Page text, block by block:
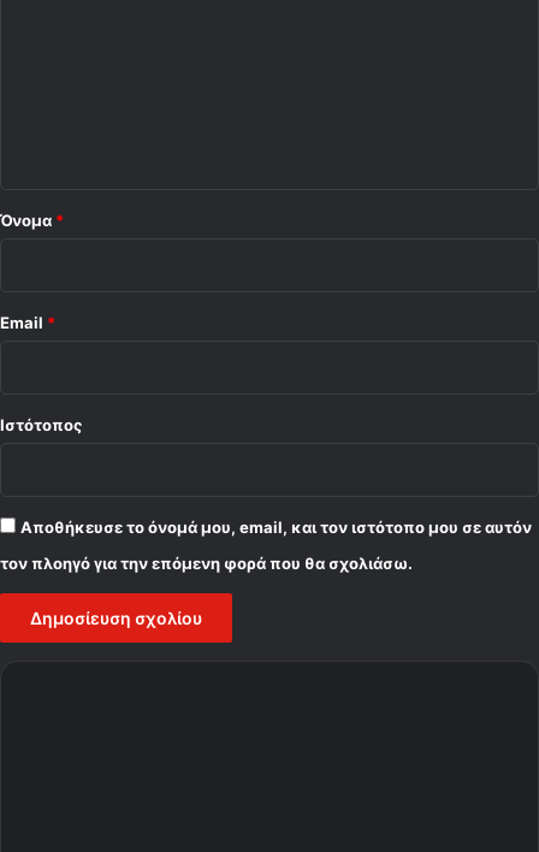
Όνομα *
Email *
Ιστότοπος
Αποθήκευσε το όνομά μου, email, και τον ιστότοπο μου σε αυτόν
τον πλοηγό για την επόμενη φορά που θα σχολιάσω.